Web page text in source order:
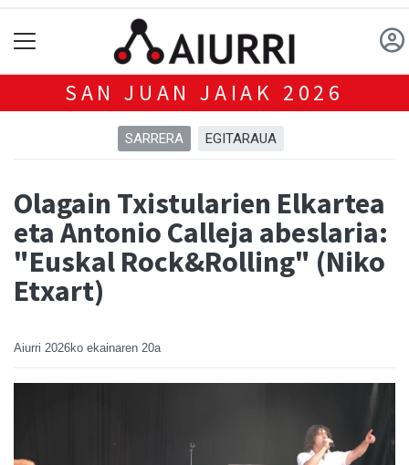
SAN JUAN JAIAK 2026
SARRERA EGITARAUA
Olagain Txistularien Elkartea
eta Antonio Calleja abeslaria:
"Euskal Rock&Rolling" (Niko
Etxart)
Aiurri 2026ko ekainaren 20a